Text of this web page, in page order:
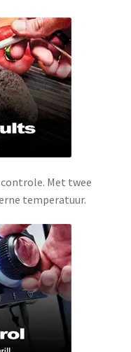
Met twee
temperatuur.